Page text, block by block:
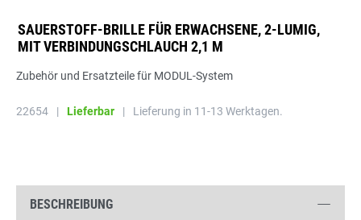
SAUERSTOFF-BRILLE FÜR ERWACHSENE, 2-LUMIG,
MIT VERBINDUNGSCHLAUCH 2,1 M
Zubehör und Ersatzteile für MODUL-System
22654 | Lieferbar | Lieferung in 11-13 Werktagen.
BESCHREIBUNG